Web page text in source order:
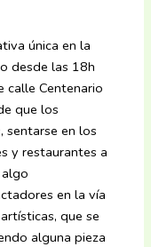
única en la
desde las 18h
calle Centenario
que los
sentarse en los
y restaurantes a
en la vía
que se
alguna pieza